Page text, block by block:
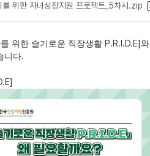
를 위한 자녀성장지원 프로젝트_5차시.zip
위한 슬기로운 직장생활 P.R.I.D.E] 와
니다.